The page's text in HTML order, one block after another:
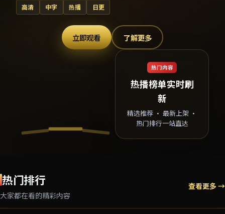
高清 中字 热播 日更
立即观看 了解更多
热门内容
热播榜单实时刷
新
精选推荐 · 最新上架 ·
热门排行一站直达
热门排行
大家都在看的精彩内容
查看更多 →